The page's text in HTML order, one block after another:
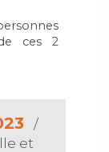
ces 2
/
et